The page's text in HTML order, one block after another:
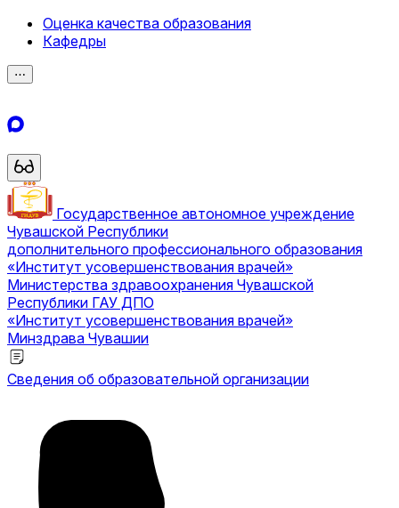
Оценка качества образования
Кафедры
⋯
Государственное автономное учреждение
Чувашской Республики
дополнительного профессионального образования
«Институт усовершенствования врачей»
Министерства здравоохранения Чувашской
Республики ГАУ ДПО
«Институт усовершенствования врачей»
Минздрава Чувашии
Сведения об образовательной организации